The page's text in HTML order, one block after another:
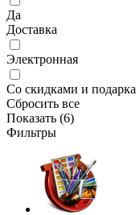
Да
Доставка
Электронная
Со скидками и
Сбросить все
Показать (6)
Фильтры